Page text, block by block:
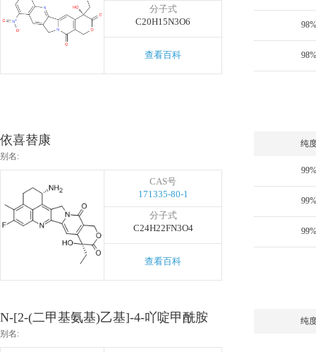
分子式
C20H15N3O6
查看百科
98%
98%
依喜替康
别名:
CAS号
171335-80-1
分子式
C24H22FN3O4
查看百科
纯
99%
99%
99%
N-[2-(二甲基氨基)乙基]-4-吖啶甲酰胺
别名:
纯